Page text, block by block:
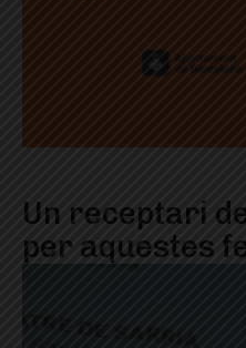
Un receptari
per aquestes